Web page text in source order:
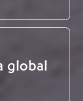
global